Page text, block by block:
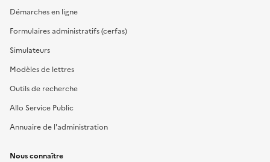
Démarches en ligne
Formulaires administratifs (cerfas)
Simulateurs
Modèles de lettres
Outils de recherche
Allo Service Public
Annuaire de l'administration
Nous connaître